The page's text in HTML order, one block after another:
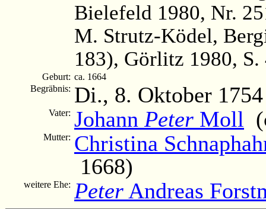
Bielefeld 1980, Nr.
M. Strutz-Ködel,
183), Görlitz 1980, S.
Geburt: ca. 1664
Begräbnis: Di., 8. Oktober 1754
Vater: Johann Peter Moll
Mutter: Christina
1668)
weitere Ehe: Peter Andreas